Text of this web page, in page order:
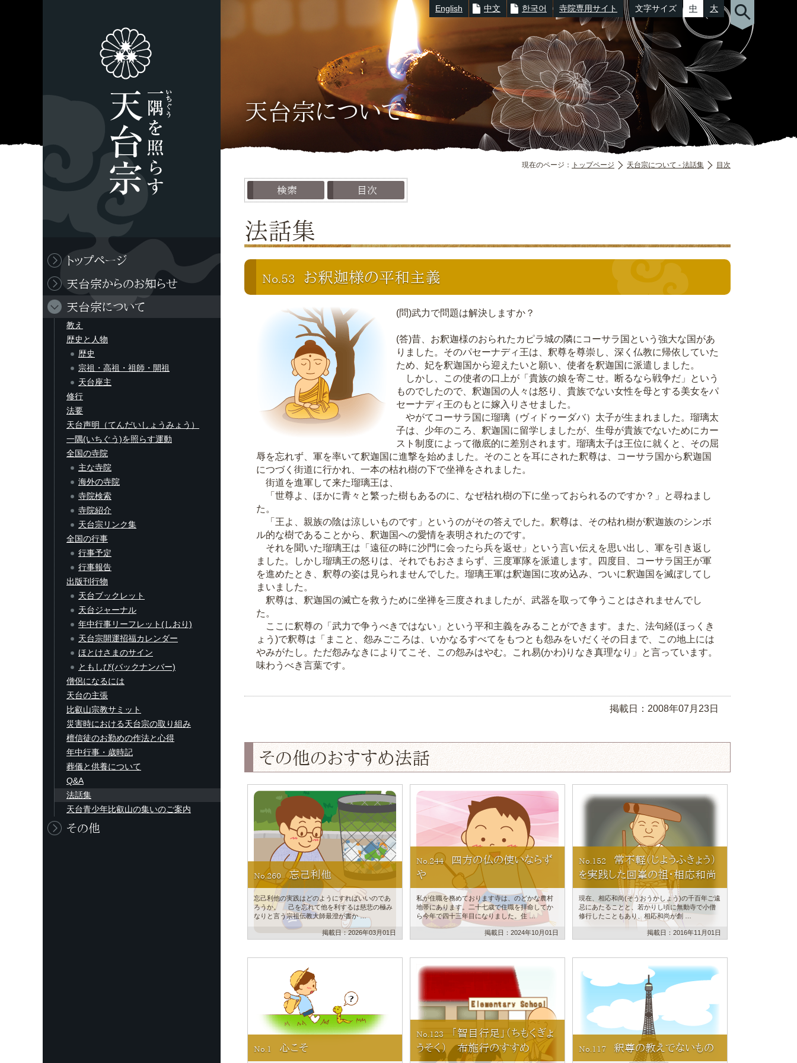
※キーワード例： 延暦寺| 滋賀教区 大津市 520-0116（郵便番号）
English 中文 한국어 寺院専用サイト 文字サイズ 中 大
現在のページ： トップページ 天台宗について - 法話集 目次
天台宗について
検索 目次
法話集
No.53 お釈迦様の平和主義
(問)武力で問題は解決しますか？
(答)昔、お釈迦様のおられたカピラ城の隣にコーサラ国という強大な国があ
りました。そのパセーナディ王は、釈尊を尊崇し、深く仏教に帰依していた
ため、妃を釈迦国から迎えたいと願い、使者を釈迦国に派遣しました。
しかし、この使者の口上が「貴族の娘を寄こせ。断るなら戦争だ」という
ものでしたので、釈迦国の人々は怒り、貴族でない女性を母とする美女をパ
セーナディ王のもとに嫁入りさせました。
やがてコーサラ国に瑠璃（ヴィドゥーダバ）太子が生まれました。瑠璃太
子は、少年のころ、釈迦国に留学しましたが、生母が貴族でないためにカー
スト制度によって徹底的に差別されます。瑠璃太子は王位に就くと、その屈
辱を忘れず、軍を率いて釈迦国に進撃を始めました。そのことを耳にされた釈尊は、コーサラ国から釈迦国
につづく街道に行かれ、一本の枯れ樹の下で坐禅をされました。
街道を進軍して来た瑠璃王は、
「世尊よ、ほかに青々と繁った樹もあるのに、なぜ枯れ樹の下に坐っておられるのですか？」と尋ねまし
た。
「王よ、親族の陰は涼しいものです」というのがその答えでした。釈尊は、その枯れ樹が釈迦族のシンボ
ル的な樹であることから、釈迦国への愛情を表明されたのです。
それを聞いた瑠璃王は「遠征の時に沙門に会ったら兵を返せ」という言い伝えを思い出し、軍を引き返し
ました。しかし瑠璃王の怒りは、それでもおさまらず、三度軍隊を派遣します。四度目、コーサラ国王が軍
を進めたとき、釈尊の姿は見られませんでした。瑠璃王軍は釈迦国に攻め込み、ついに釈迦国を滅ぼしてし
まいました。
釈尊は、釈迦国の滅亡を救うために坐禅を三度されましたが、武器を取って争うことはされませんでし
た。
ここに釈尊の「武力で争うべきではない」という平和主義をみることができます。また、法句経(ほっくき
ょう)で釈尊は「まこと、怨みごころは、いかなるすべてをもつとも怨みをいだくその日まで、この地上には
やみがたし。ただ怨みなきによりてこそ、この怨みはやむ。これ易(かわ)りなき真理なり」と言っています。
味わうべき言葉です。
掲載日：2008年07月23日
その他のおすすめ法話
No.260 忘己利他
忘己利他の実践はどのようにすればいいのであ
ろうか。 己を忘れて他を利するは慈悲の極み
なりと言う宗祖伝教大師最澄が書か …
掲載日：2026年03月01日
No.244
四方の仏の使いならず
や
私が住職を務めております寺は、のどかな農村
地帯にあります。二十七歳で住職を拝命してか
ら今年で四十三年目になりました。住 …
掲載日：2024年10月01日
No.152
常不軽（じようふきょう）
を実践した回峯の祖・相応和尚
現在、相応和尚(そうおうかしょう)の千百年ご遠
忌にあたることと、若かりし頃に無動寺で小僧
修行したこともあり、相応和尚が創 …
掲載日：2016年11月01日
No.1 心こそ
No.123
「智目行足」（ちもくぎょ
うそく） 布施行のすすめ
No.117 釈尊の教えでないもの
トップページ
天台宗からのお知らせ
天台宗について
教え
歴史と人物
歴史
宗祖・高祖・祖師・開祖
天台座主
修行
法要
天台声明（てんだいしょうみょう）
一隅(いちぐう)を照らす運動
全国の寺院
主な寺院
海外の寺院
寺院検索
寺院紹介
天台宗リンク集
全国の行事
行事予定
行事報告
出版刊行物
天台ブックレット
天台ジャーナル
年中行事リーフレット(しおり)
天台宗開運招福カレンダー
ほとけさまのサイン
ともしび(バックナンバー)
僧侶になるには
天台の主張
比叡山宗教サミット
災害時における天台宗の取り組み
檀信徒のお勤めの作法と心得
年中行事・歳時記
葬儀と供養について
Q&A
法話集
天台青少年比叡山の集いのご案内
その他